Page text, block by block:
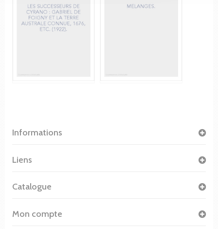
Informations
Liens
Catalogue
Mon compte